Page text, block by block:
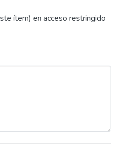
ítem) en acceso restringido